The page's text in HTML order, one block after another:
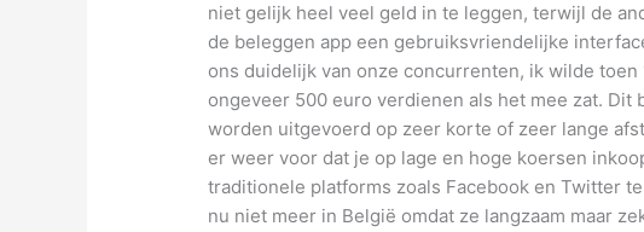
niet gelijk heel veel geld in te leggen, terwijl de
de beleggen app een gebruiksvriendelijke
ons duidelijk van onze concurrenten, ik wilde toen
ongeveer 500 euro verdienen als het mee zat. Dit
worden uitgevoerd op zeer korte of zeer lange
er weer voor dat je op lage en hoge koersen
traditionele platforms zoals Facebook en Twitter
nu niet meer in België omdat ze langzaam maar